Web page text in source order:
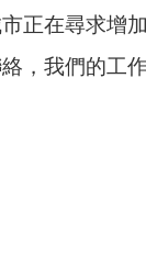
正在尋求增
，我們的工